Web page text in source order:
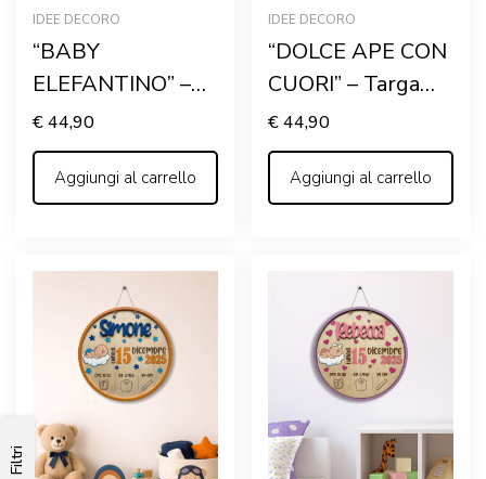
Filtri
IDEE DECORO
“BABY
ELEFANTINO” –
Targa nascita in
legno
personalizzata con
nome
€44,90
Aggiungi al carrello
IDEE DECORO
“DOLCE APE CON
CUORI” – Targa
nascita in legno
personalizzata con
nome
€44,90
Aggiungi al carrello